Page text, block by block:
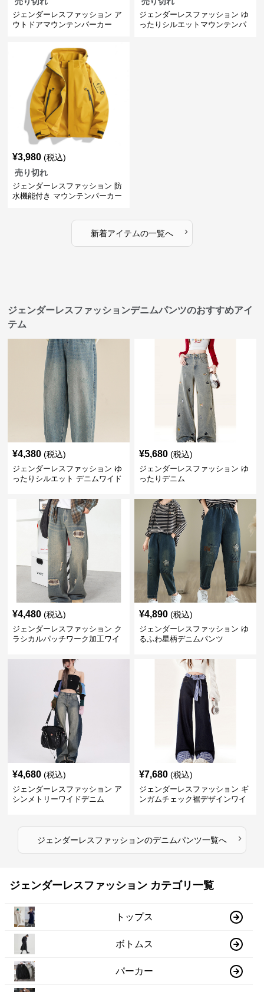
ジェンダーレスファッション ア
ウトドアマウンテンパーカー
ジェンダーレスファッション ゆ
ったりシルエットマウンテンパ
¥3,980 (税込)
売り切れ
ジェンダーレスファッション 防
水機能付き マウンテンパーカー
新着アイテムの一覧へ ›
ジェンダーレスファッションデニムパンツのおすすめアイ
テム
¥4,380 (税込)
ジェンダーレスファッション ゆ
ったりシルエット デニムワイド
¥5,680 (税込)
ジェンダーレスファッション ゆ
ったりデニム
¥4,480 (税込)
ジェンダーレスファッション ク
ラシカルパッチワーク加工ワイ
¥4,890 (税込)
ジェンダーレスファッション ゆ
るふわ星柄デニムパンツ
¥4,680 (税込)
ジェンダーレスファッション ア
シンメトリーワイドデニム
¥7,680 (税込)
ジェンダーレスファッション ギ
ンガムチェック裾デザインワイ
ジェンダーレスファッションのデニムパンツ一覧へ ›
ジェンダーレスファッション カテゴリ一覧
トップス
ボトムス
パーカー